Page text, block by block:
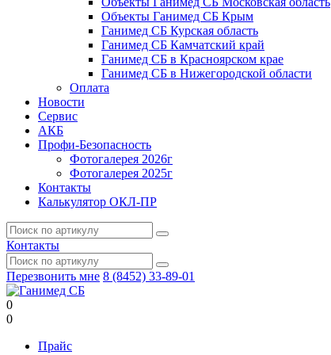
Объекты Ганимед СБ Крым
Ганимед СБ Курская область
Ганимед СБ Камчатский край
Ганимед СБ в Красноярском крае
Ганимед СБ в Нижегородской области
Оплата
Новости
Сервис
АКБ
Профи-Безопасность
Фотогалерея 2026г
Фотогалерея 2025г
Контакты
Калькулятор ОКЛ-ПР
Контакты
Перезвонить мне 8 (8452) 33-89-01
0
0
Прайс